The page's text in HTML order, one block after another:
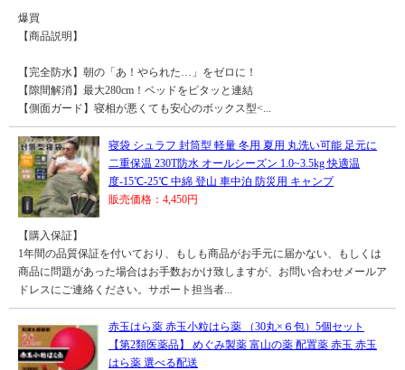
爆買
【商品説明】
【完全防水】朝の「あ！やられた…」をゼロに！
【隙間解消】最大280cm！ベッドをピタッと連結
【側面ガード】寝相が悪くても安心のボックス型<...
寝袋 シュラフ 封筒型 軽量 冬用 夏用 丸洗い可能 足元に
二重保温 230T防水 オールシーズン 1.0~3.5kg 快適温
度-15℃-25℃ 中綿 登山 車中泊 防災用 キャンプ
販売価格：4,450円
【購入保証】
1年間の品質保証を付いており、もしも商品がお手元に届かない、もしくは
商品に問題があった場合はお手数おかけ致しますが、お問い合わせメールア
ドレスにご連絡ください。サポート担当者...
赤玉はら薬 赤玉小粒はら薬 （30丸×６包）5個セット
【第2類医薬品】 めぐみ製薬 富山の薬 配置薬 赤玉 赤玉
はら薬 選べる配送